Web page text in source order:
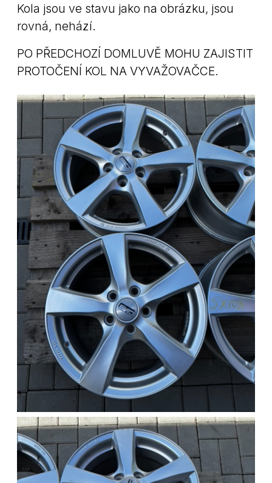
Kola jsou ve stavu jako na obrázku, jsou
rovná, nehází.
PO PŘEDCHOZÍ DOMLUVĚ MOHU ZAJISTIT
PROTOČENÍ KOL NA VYVAŽOVAČCE.